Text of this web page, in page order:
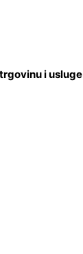
i usluge